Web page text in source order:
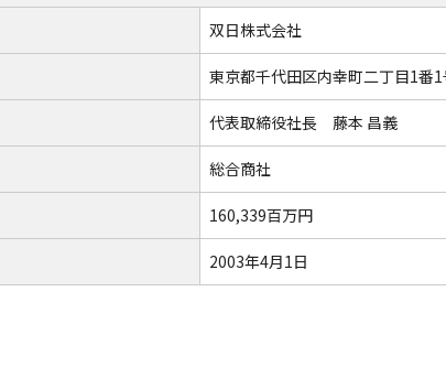
双日株式会社
東京都千代田区内幸町二丁目1番1
代表取締役社長 藤本 昌義
総合商社
160,339百万円
2003年4月1日